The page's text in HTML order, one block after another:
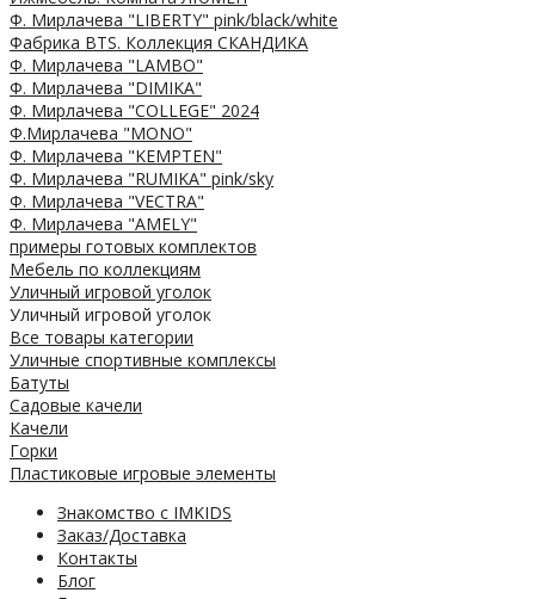
Ф. Мирлачева "LIBERTY" pink/black/white
Фабрика BTS. Коллекция СКАНДИКА
Ф. Мирлачева "LAMBO"
Ф. Мирлачева "DIMIKA"
Ф. Мирлачева "COLLEGE" 2024
Ф.Мирлачева "MONO"
Ф. Мирлачева "KEMPTEN"
Ф. Мирлачева "RUMIKA" pink/sky
Ф. Мирлачева "VECTRA"
Ф. Мирлачева "AMELY"
примеры готовых комплектов
Мебель по коллекциям
Уличный игровой уголок
Уличный игровой уголок
Все товары категории
Уличные спортивные комплексы
Батуты
Садовые качели
Качели
Горки
Пластиковые игровые элементы
Знакомство с IMKIDS
Заказ/Доставка
Контакты
Блог